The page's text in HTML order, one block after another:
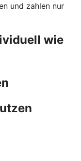
und zahlen nur
wie